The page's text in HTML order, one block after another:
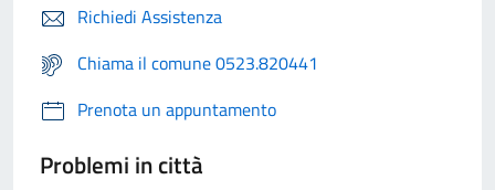
Richiedi Assistenza
Chiama il comune 0523.820441
Prenota un appuntamento
Problemi in città